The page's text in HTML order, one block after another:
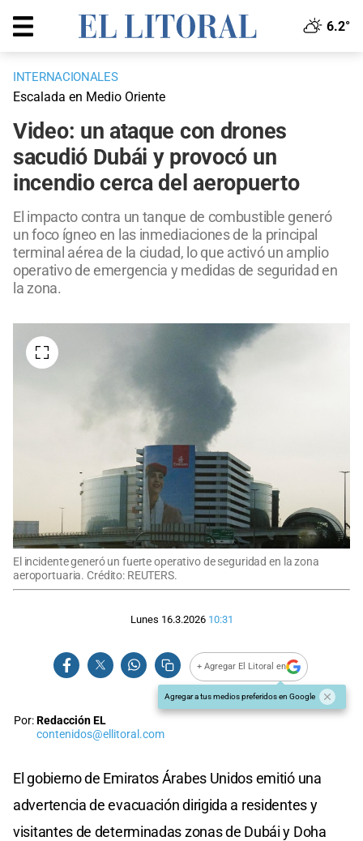
6.2°
INTERNACIONALES
Escalada en Medio Oriente
Video: un ataque con drones
sacudió Dubái y provocó un
incendio cerca del aeropuerto
El impacto contra un tanque de combustible generó
un foco ígneo en las inmediaciones de la principal
terminal aérea de la ciudad, lo que activó un amplio
operativo de emergencia y medidas de seguridad en
la zona.
El incidente generó un fuerte operativo de seguridad en la zona
aeroportuaria. Crédito: REUTERS.
Lunes 16.3.2026 10:31
+ Agregar El Litoral en
Agregar a tus medios preferidos en Google
Por:Redacción EL
contenidos@ellitoral.com
El gobierno de Emiratos Árabes Unidos emitió una
advertencia de evacuación dirigida a residentes y
visitantes de determinadas zonas de Dubái y Doha